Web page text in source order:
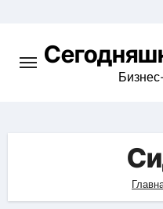
содержимому